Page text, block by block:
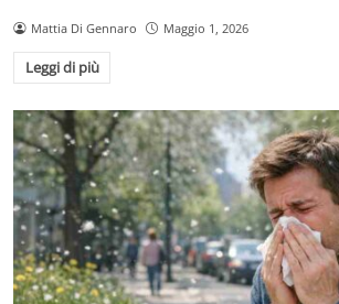
Mattia Di Gennaro Maggio 1, 2026
Leggi di più